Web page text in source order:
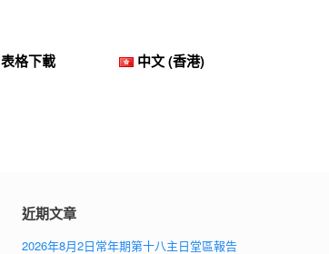
表格下載 中文 (香港)
近期文章
2026年8月2日常年期第十八主日堂區報告